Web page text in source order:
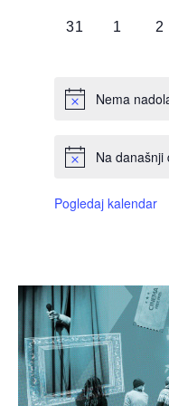
0
31
0
1
0
2
Nema
Na današnji
Pogledaj kalendar